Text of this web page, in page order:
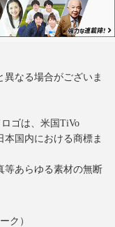
なる場合がございま
ゴは、米国TiVo
本国内における商標ま
等あらゆる素材の無断
ク）